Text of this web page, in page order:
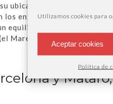
Utilizamos cookies para
Aceptar cookies
Política de
ubicación.
los entornos que
equilibrio entre trabajo y
Maresme en general)
y